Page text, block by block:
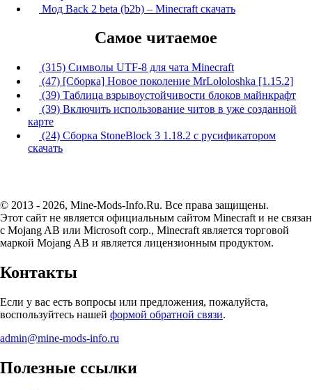
Мод Back 2 beta (b2b) – Minecraft скачать
Самое читаемое
(315) Символы UTF-8 для чата Minecraft
(47) [Сборка] Новое поколение MrLololoshka [1.15.2]
(39) Таблица взрывоустойчивости блоков майнкрафт
(39) Включить использование читов в уже созданной
карте
(24) Сборка StoneBlock 3 1.18.2 с русификатором
скачать
© 2013 - 2026, Mine-Mods-Info.Ru. Все права защищены.
Этот сайт не является официальным сайтом Minecraft и не связан
с Mojang AB или Microsoft corp., Minecraft является торговой
маркой Mojang AB и является лицензионным продуктом.
Контакты
Если у вас есть вопросы или предложения, пожалуйста,
воспользуйтесь нашей формой обратной связи.
admin@mine-mods-info.ru
Полезные ссылки